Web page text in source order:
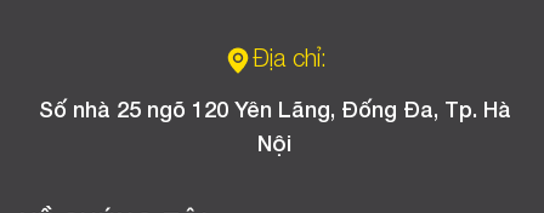
Địa chỉ:
Số nhà 25 ngõ 120 Yên Lãng, Đống Đa, Tp. Hà
Nội